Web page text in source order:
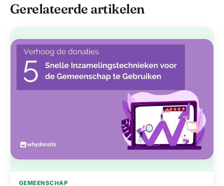
Gerelateerde artikelen
GEMEENSCHAP